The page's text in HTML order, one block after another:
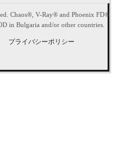
Chaos®, V-Ray® and Phoenix FD®
in Bulgaria and/or other countries.
プライバシーポリシー